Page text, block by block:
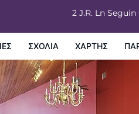
2 J.R. Ln Seguin
ΣΧΌΛΙΑ ΧΆΡΤΗΣ